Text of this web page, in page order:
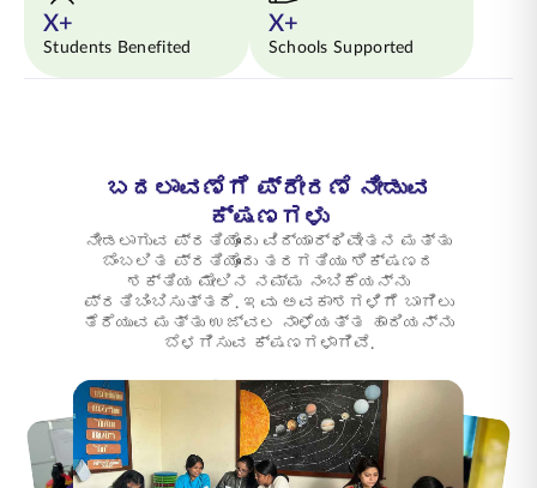
X+
Students Benefited
X+
Schools Supported
ಬದಲಾವಣೆಗೆ ಪ್ರೇರಣೆ ನೀಡುವ
ಕ್ಷಣಗಳು
ನೀಡಲಾಗುವ ಪ್ರತಿಯೊಂದು ವಿದ್ಯಾರ್ಥಿವೇತನ ಮತ್ತು
ಬೆಂಬಲಿತ ಪ್ರತಿಯೊಂದು ತರಗತಿಯು ಶಿಕ್ಷಣದ
ಶಕ್ತಿಯ ಮೇಲಿನ ನಮ್ಮ ನಂಬಿಕೆಯನ್ನು
ಪ್ರತಿಬಿಂಬಿಸುತ್ತದೆ. ಇವು ಅವಕಾಶಗಳಿಗೆ ಬಾಗಿಲು
ತೆರೆಯುವ ಮತ್ತು ಉಜ್ವಲ ನಾಳೆಯತ್ತ ಹಾದಿಯನ್ನು
ಬೆಳಗಿಸುವ ಕ್ಷಣಗಳಾಗಿವೆ.